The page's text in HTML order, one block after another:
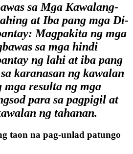
sa Mga Kawalang-
at Iba pang mga Di-
Magpakita ng mga
sa mga hindi
ng lahi at iba pang
karanasan ng kawalan
resulta ng mga
para sa pagpigil at
ng tahanan.
taon na pag-unlad patungo